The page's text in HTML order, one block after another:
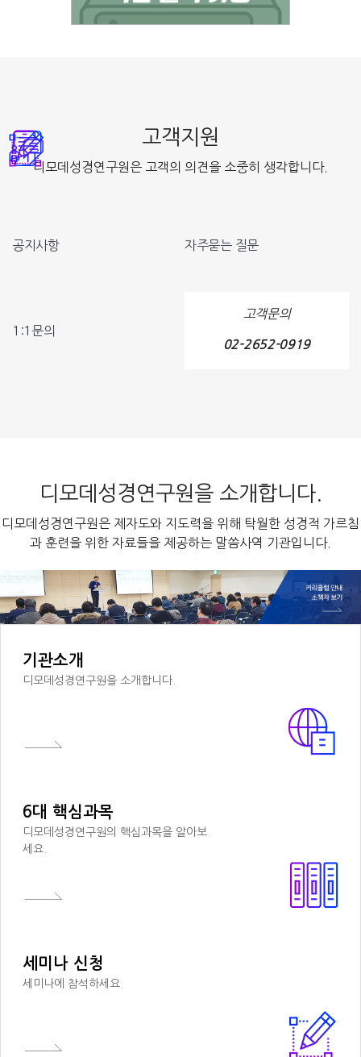
고객지원
디모데성경연구원은 고객의 의견을 소중히 생각합니다.
공지사항 자주묻는 질문
1:1문의
고객문의
02-2652-0919
디모데성경연구원을 소개합니다.
디모데성경연구원은 제자도와 지도력을 위해 탁월한 성경적 가르침
과 훈련을 위한 자료들을 제공하는 말씀사역 기관입니다.
기관소개
디모데성경연구원을 소개합니다.
6대 핵심과목
디모데성경연구원의 핵심과목을 알아보
세요.
세미나 신청
세미나에 참석하세요.